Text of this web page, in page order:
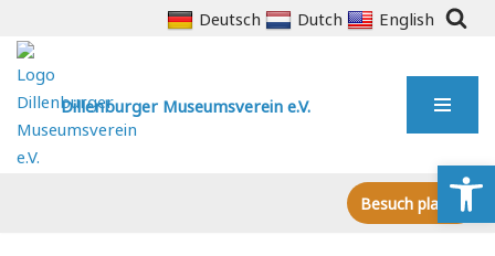
Zum
Inhalt
springen
Deutsch Dutch English
Dillenburger Museumsverein e.V.
Besuch planen